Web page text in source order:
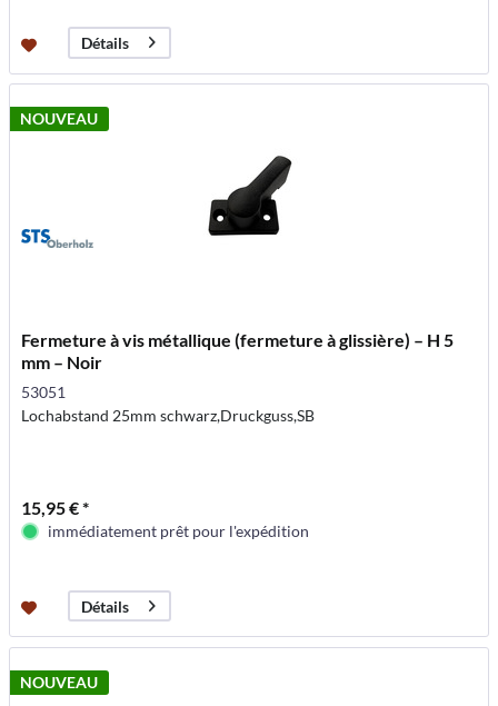
Détails
NOUVEAU
Fermeture à vis métallique (fermeture à glissière) – H 5
mm – Noir
53051
Lochabstand 25mm schwarz,Druckguss,SB
15,95 € *
immédiatement prêt pour l'expédition
Détails
NOUVEAU